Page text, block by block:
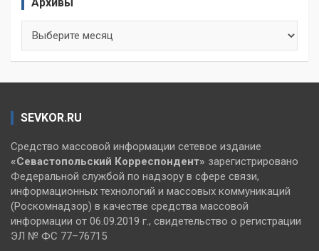
SEVKOR.RU
Средство массовой информации сетевое издание
«Севастопольский Корреспондент» зарегистрировано
Федеральной службой по надзору в сфере связи,
информационных технологий и массовых коммуникаций
(Роскомнадзор) в качестве средства массовой
информации от 06.09.2019 г., свидетельство о регистрации
ЭЛ № ФС 77–76715